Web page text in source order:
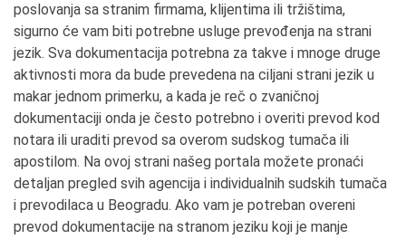
poslovanja sa stranim firmama, klijentima ili tržištima,
sigurno će vam biti potrebne usluge prevođenja na strani
jezik. Sva dokumentacija potrebna za takve i mnoge druge
aktivnosti mora da bude prevedena na ciljani strani jezik u
makar jednom primerku, a kada je reč o zvaničnoj
dokumentaciji onda je često potrebno i overiti prevod kod
notara ili uraditi prevod sa overom sudskog tumača ili
apostilom. Na ovoj strani našeg portala možete pronaći
detaljan pregled svih agencija i individualnih sudskih tumača
i prevodilaca u Beogradu. Ako vam je potreban overeni
prevod dokumentacije na stranom jeziku koji je manje